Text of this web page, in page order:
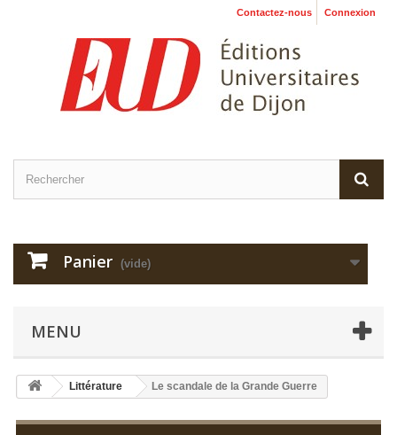
Connexion
Contactez-nous
Panier (vide)
MENU
Littérature Le scandale de la Grande Guerre